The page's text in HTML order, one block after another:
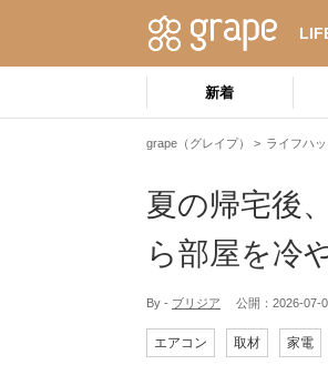
新着
grape（グレイプ） ライフハッ
夏の帰宅後
ら部屋を冷
By - ブリジア 公開： 2026-07-
エアコン 取材 家電